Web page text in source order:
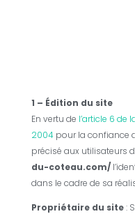
1 – Édition du site
En vertu de l’article 6 de
2004 pour la confiance
précisé aux utilisateurs
du-coteau.com/
dans le cadre de sa
Propriétaire du site: